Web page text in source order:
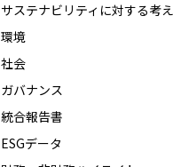
サステナビリティに対する考
環境
社会
ガバナンス
統合報告書
ESGデータ